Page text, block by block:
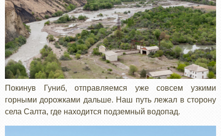
Покинув Гуниб, отправляемся уже совсем узкими
горными дорожками дальше. Наш путь лежал в сторону
села Салта, где находится подземный водопад.